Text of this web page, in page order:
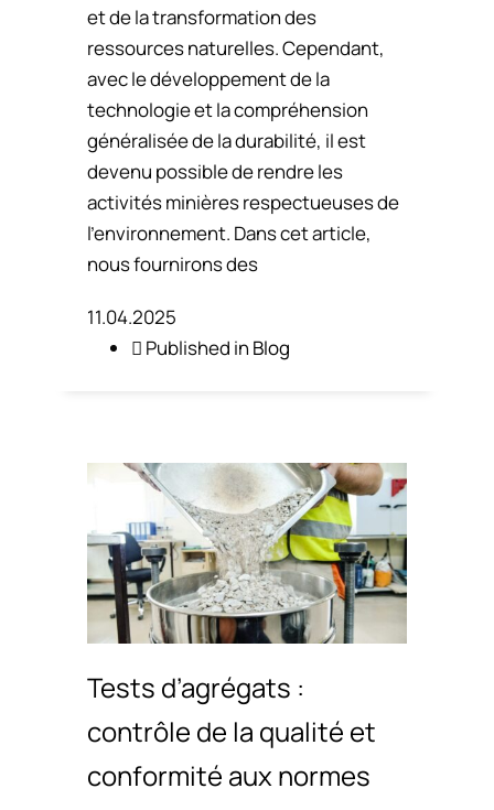
et de la transformation des
ressources naturelles. Cependant,
avec le développement de la
technologie et la compréhension
généralisée de la durabilité, il est
devenu possible de rendre les
activités minières respectueuses de
l’environnement. Dans cet article,
nous fournirons des
11.04.2025
Published in Blog
Tests d’agrégats :
contrôle de la qualité et
conformité aux normes